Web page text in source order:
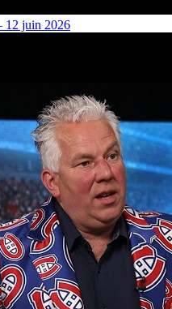
12 juin 2026